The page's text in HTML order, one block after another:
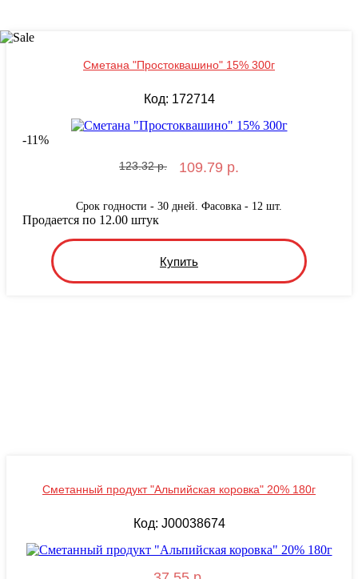
Сметана "Простоквашино" 15% 300г
Код: 172714
-11%
123.32 р. 109.79 р.
Срок годности - 30 дней. Фасовка - 12 шт.
Купить
Продается по 12.00 штук
Сметанный продукт "Альпийская коровка" 20% 180г
Код: J00038674